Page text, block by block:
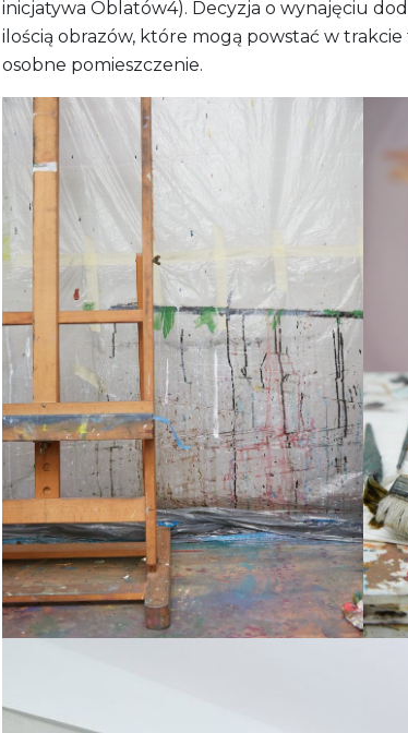
inicjatywa Oblatów4). Decyzja o wynajęciu
ilością obrazów, które mogą powstać w
osobne pomieszczenie.